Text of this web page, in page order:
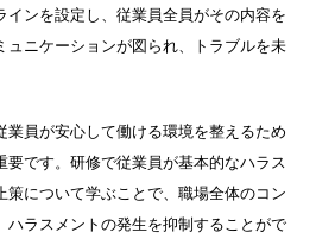
インを設定し、従業員全員がその内容を
ュニケーションが図られ、トラブルを未
業員が安心して働ける環境を整えるため
要です。研修で従業員が基本的なハラス
策について学ぶことで、職場全体のコン
ハラスメントの発生を抑制することがで